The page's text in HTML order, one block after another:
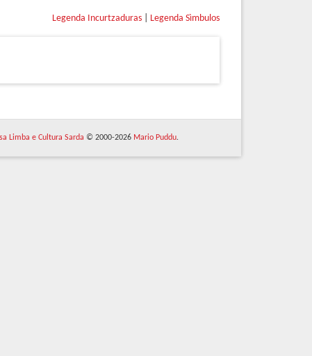
Legenda Incurtzaduras Legenda Sìmbulos
Limba e Cultura Sarda © 2000-2026 Mario Puddu.